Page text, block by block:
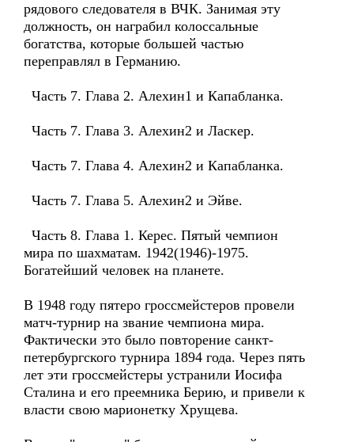
рядового следователя в ВЧК. Занимая эту
должность, он награбил колоссальные
богатства, которые большей частью
переправлял в Германию.
Часть 7. Глава 2. Алехин1 и Капабланка.
Часть 7. Глава 3. Алехин2 и Ласкер.
Часть 7. Глава 4. Алехин2 и Капабланка.
Часть 7. Глава 5. Алехин2 и Эйве.
Часть 8. Глава 1. Керес. Пятый чемпион
мира по шахматам. 1942(1946)-1975.
Богатейший человек на планете.
В 1948 году пятеро гроссмейстеров провели
матч-турнир на звание чемпиона мира.
Фактически это было повторение санкт-
петербургского турнира 1894 года. Через пять
лет эти гроссмейстеры устранили Иосифа
Сталина и его преемника Берию, и привели к
власти свою марионетку Хрущева.